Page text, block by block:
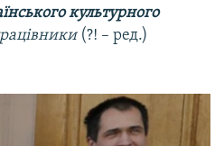
культурного
(?! – ред.)